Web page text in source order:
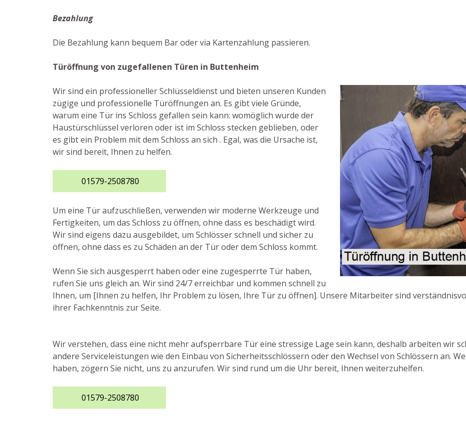
Bezahlung
Die Bezahlung kann bequem Bar oder via Kartenzahlung passieren.
Türöffnung von zugefallenen Türen in Buttenheim
Wir sind ein professioneller Schlüsseldienst und bieten unseren Kunden
zügige und professionelle Türöffnungen an. Es gibt viele Gründe,
warum eine Tür ins Schloss gefallen sein kann: womöglich wurde der
Haustürschlüssel verloren oder ist im Schloss stecken geblieben, oder
es gibt ein Problem mit dem Schloss an sich . Egal, was die Ursache ist,
wir sind bereit, Ihnen zu helfen.
01579-2508780
Um eine Tür aufzuschließen, verwenden wir moderne Werkzeuge und
Fertigkeiten, um das Schloss zu öffnen, ohne dass es beschädigt wird.
Wir sind eigens dazu ausgebildet, um Schlösser schnell und sicher zu
öffnen, ohne dass es zu Schäden an der Tür oder dem Schloss kommt.
Wenn Sie sich ausgesperrt haben oder eine zugesperrte Tür haben,
rufen Sie uns gleich an. Wir sind 24/7 erreichbar und kommen schnell zu
Ihnen, um [Ihnen zu helfen, Ihr Problem zu lösen, Ihre Tür zu öffnen]. Unsere Mitarbeiter sind
ihrer Fachkenntnis zur Seite.
Wir verstehen, dass eine nicht mehr aufsperrbare Tür eine stressige Lage sein kann, deshalb arbeiten wir
andere Serviceleistungen wie den Einbau von Sicherheitsschlössern oder den Wechsel von Schlössern an.
haben, zögern Sie nicht, uns zu anzurufen. Wir sind rund um die Uhr bereit, Ihnen weiterzuhelfen.
01579-2508780